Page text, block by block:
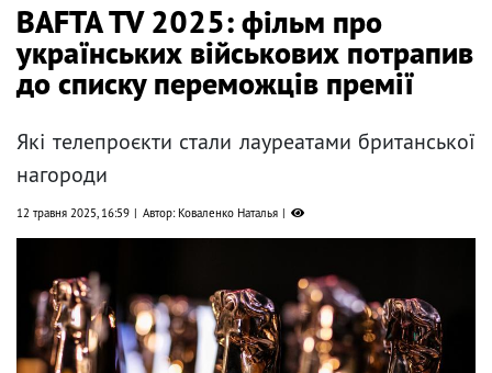
BAFTA TV 2025: фільм про
українських військових потрапив
до списку переможців премії
Які телепроєкти стали лауреатами британської
нагороди
12 травня 2025, 16:59 Автор: Коваленко Наталья